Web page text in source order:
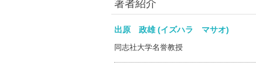
著者紹介
出原 政雄 (イズハラ マサオ)
同志社大学名誉教授